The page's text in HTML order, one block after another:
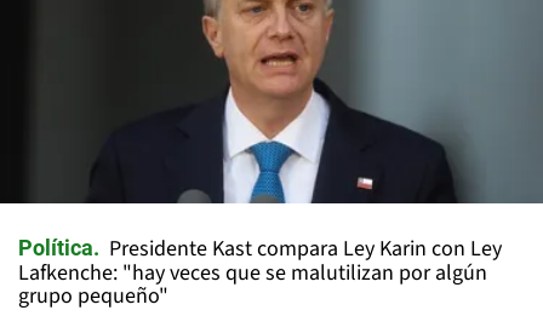
Política
Presidente Kast compara Ley Karin con Ley
Lafkenche: "hay veces que se malutilizan por algún
grupo pequeño"